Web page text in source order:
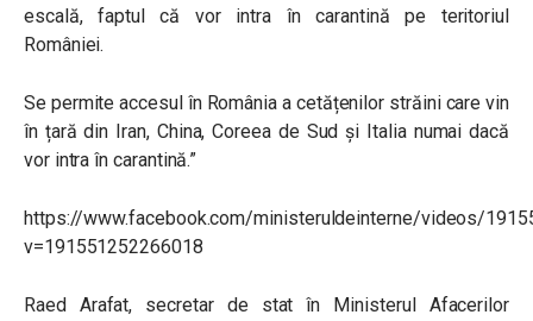
escală, faptul că vor intra în carantină pe teritoriul
României.
Se permite accesul în România a cetățenilor străini care vin
în țară din Iran, China, Coreea de Sud și Italia numai dacă
vor intra în carantină.”
https://www.facebook.com/ministeruldeinterne/videos/
v=191551252266018
Raed Arafat, secretar de stat în Ministerul Afacerilor